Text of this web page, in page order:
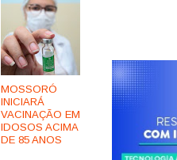
MOSSORÓ
INICIARÁ
VACINAÇÃO EM
IDOSOS ACIMA
DE 85 ANOS